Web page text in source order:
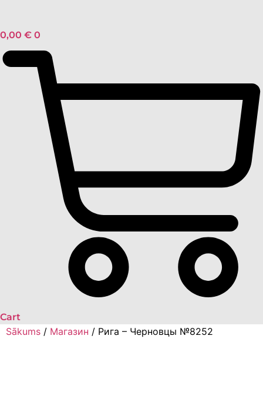
0,00 € 0
Cart
Sākums / Магазин / Рига – Черновцы №8252